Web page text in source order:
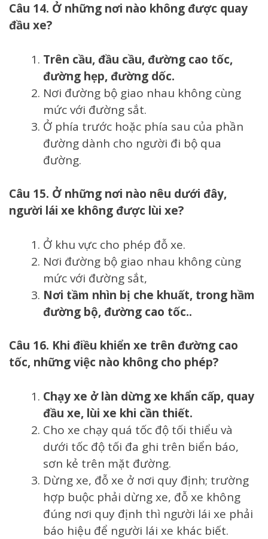
Câu 14. Ở những nơi nào không được quay
đầu xe?
Trên cầu, đầu cầu, đường cao tốc,
đường hẹp, đường dốc.
Nơi đường bộ giao nhau không cùng
mức với đường sắt.
Ở phía trước hoặc phía sau của phần
đường dành cho người đi bộ qua
đường.
Câu 15. Ở những nơi nào nêu dưới đây,
người lái xe không được lùi xe?
Ở khu vực cho phép đỗ xe.
Nơi đường bộ giao nhau không cùng
mức với đường sắt,
Nơi tầm nhìn bị che khuất, trong hầm
đường bộ, đường cao tốc..
Câu 16. Khi điều khiển xe trên đường cao
tốc, những việc nào không cho phép?
Chạy xe ở làn dừng xe khẩn cấp, quay
đầu xe, lùi xe khi cần thiết.
Cho xe chạy quá tốc độ tối thiểu và
dưới tốc độ tối đa ghi trên biển báo,
sơn kẻ trên mặt đường.
Dừng xe, đỗ xe ở nơi quy định; trường
hợp buộc phải dừng xe, đỗ xe không
đúng nơi quy định thì người lái xe phải
báo hiệu để người lái xe khác biết.